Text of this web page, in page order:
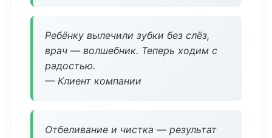
Ребёнку вылечили зубки без слёз,
врач — волшебник. Теперь ходим с
радостью.
— Клиент компании
Отбеливание и чистка — результат